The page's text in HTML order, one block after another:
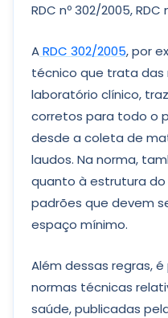
RDC nº 302/2005, RDC
ARDC 302/2005, por
técnico que trata das
laboratório clínico,
corretos para todo o
desde a coleta de
laudos. Na norma,
quanto à estrutura
padrões que devem
espaço mínimo.
Além dessas regras,
normas técnicas
saúde, publicadas